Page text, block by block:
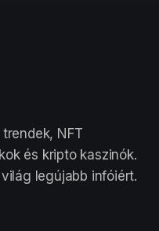
NFT
és kripto kaszinók.
legújabb infóiért.